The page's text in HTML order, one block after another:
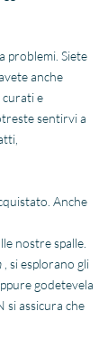
problemi. Siete
anche
curati e
sentirvi a
Anche
nostre spalle.
, si esplorano gli
godetevela
si assicura che